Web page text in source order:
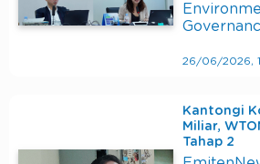
26/06/2026,
Kantongi
Miliar,
Tahap 2